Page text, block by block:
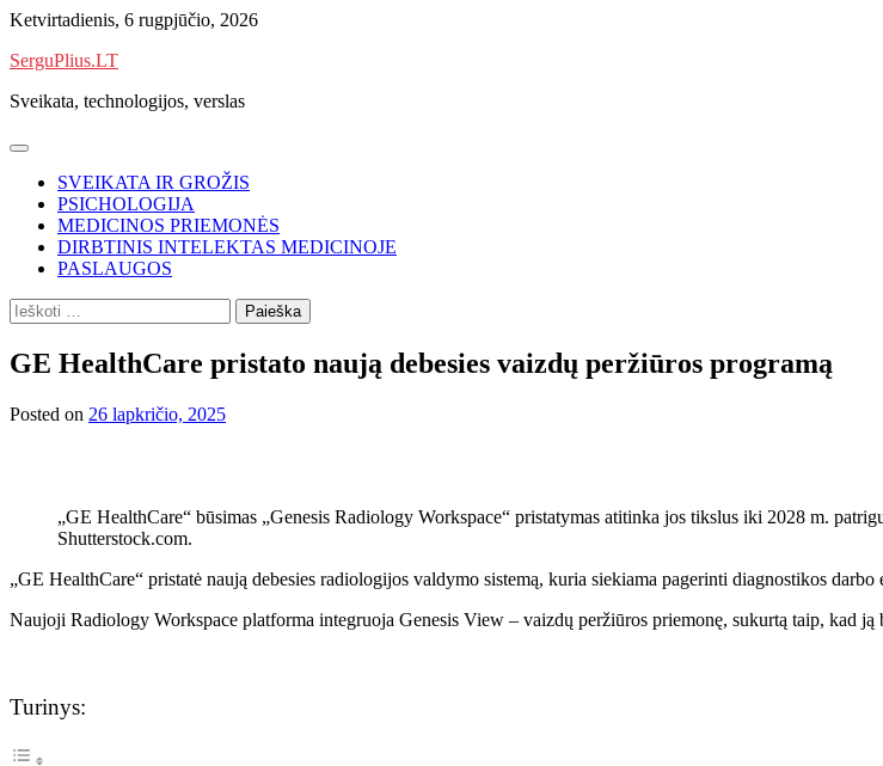
Skip
content
Ketvirtadienis, 6 rugpjūčio, 2026
SerguPlius.LT
Sveikata, technologijos, verslas
SVEIKATA IR GROŽIS
PSICHOLOGIJA
MEDICINOS PRIEMONĖS
DIRBTINIS INTELEKTAS MEDICINOJE
PASLAUGOS
Ieškoti:
GE HealthCare pristato naują debesies vaizdų peržiūros programą
Posted on 26 lapkričio, 2025
„GE HealthCare“ būsimas „Genesis Radiology Workspace“ pristatymas atitinka jos tikslus iki 2028 m.
Shutterstock.com.
„GE HealthCare“ pristatė naują debesies radiologijos valdymo sistemą, kuria siekiama pagerinti diagnostikos
Naujoji Radiology Workspace platforma integruoja Genesis View – vaizdų peržiūros priemonę, sukurtą taip, kad ją
Turinys: